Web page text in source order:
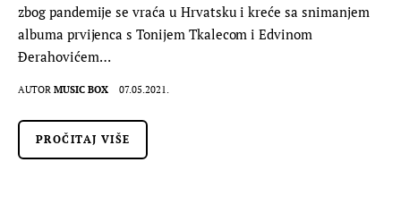
zbog pandemije se vraća u Hrvatsku i kreće sa snimanjem
albuma prvijenca s Tonijem Tkalecom i Edvinom
Đerahovićem…
AUTOR MUSIC BOX 07.05.2021.
PROČITAJ VIŠE